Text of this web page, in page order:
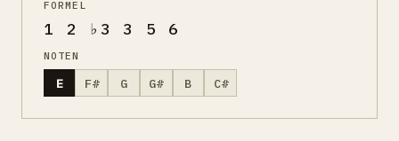
FORMEL
1 2 ♭3 3 5 6
NOTEN
E F# G G# B C#